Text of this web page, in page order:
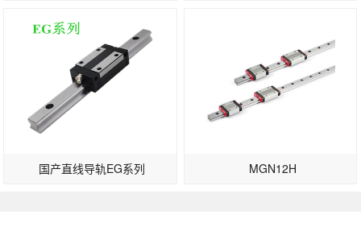
国产直线导轨EG系列 MGN12H